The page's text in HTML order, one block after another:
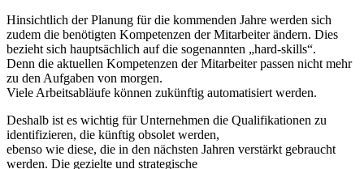
Hinsichtlich der Planung für die kommenden Jahre werden sich
zudem die benötigten Kompetenzen der Mitarbeiter ändern. Dies
bezieht sich hauptsächlich auf die sogenannten „hard-skills“.
Denn die aktuellen Kompetenzen der Mitarbeiter passen nicht mehr
zu den Aufgaben von morgen.
Viele Arbeitsabläufe können zukünftig automatisiert werden.
Deshalb ist es wichtig für Unternehmen die Qualifikationen zu
identifizieren, die künftig obsolet werden,
ebenso wie diese, die in den nächsten Jahren verstärkt gebraucht
werden. Die gezielte und strategische